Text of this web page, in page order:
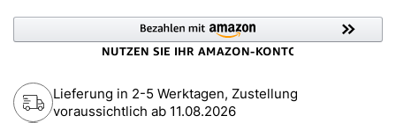
Lieferung in 2-5 Werktagen, Zustellung
voraussichtlich ab 11.08.2026